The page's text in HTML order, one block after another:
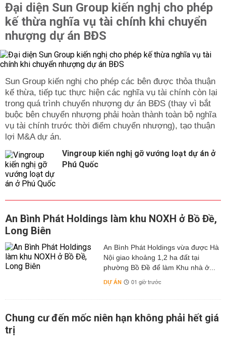
Đại diện Sun Group kiến nghị cho phép
kế thừa nghĩa vụ tài chính khi chuyển
nhượng dự án BĐS
Sun Group kiến nghị cho phép các bên được thỏa thuận
kế thừa, tiếp tục thực hiện các nghĩa vụ tài chính còn lại
trong quá trình chuyển nhượng dự án BĐS (thay vì bắt
buộc bên chuyển nhượng phải hoàn thành toàn bộ nghĩa
vụ tài chính trước thời điểm chuyển nhượng), tạo thuận
lợi M&A dự án.
Vingroup kiến nghị gỡ vướng loạt dự án ở
Phú Quốc
An Bình Phát Holdings làm khu NOXH ở Bồ Đề,
Long Biên
An Bình Phát Holdings vừa được Hà
Nội giao khoảng 1,2 ha đất tại
phường Bồ Đề để làm Khu nhà ở...
DỰ ÁN 01 giờ trước
Chung cư đến mốc niên hạn không phải hết giá
trị